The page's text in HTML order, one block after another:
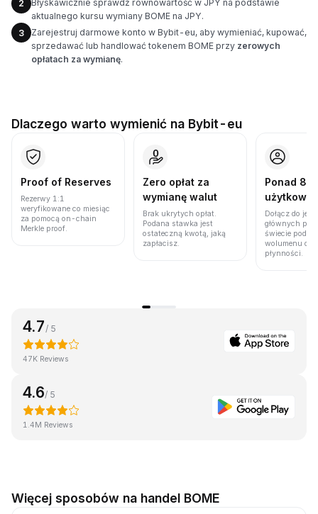
2
Błyskawicznie sprawdź równowartość w JPY na podstawie
aktualnego kursu wymiany BOME na JPY.
3
Zarejestruj darmowe konto w Bybit-eu, aby wymieniać, kupować,
sprzedawać lub handlować tokenem BOME przy zerowych
opłatach za wymianę.
Dlaczego warto wymienić na Bybit-eu
Proof of Reserves
Rezerwy 1:1
weryfikowane co miesiąc
za pomocą on-chain
Merkle proof.
Zero opłat za
wymianę walut
Brak ukrytych opłat.
Podana stawka jest
ostateczną kwotą, jaką
zapłacisz.
Ponad 86
Dołącz do
głównych
świecie pod
wolumenu
płynności.
4.7 / 5
47K Reviews
4.6/ 5
1.4M Reviews
Więcej sposobów na handel BOME